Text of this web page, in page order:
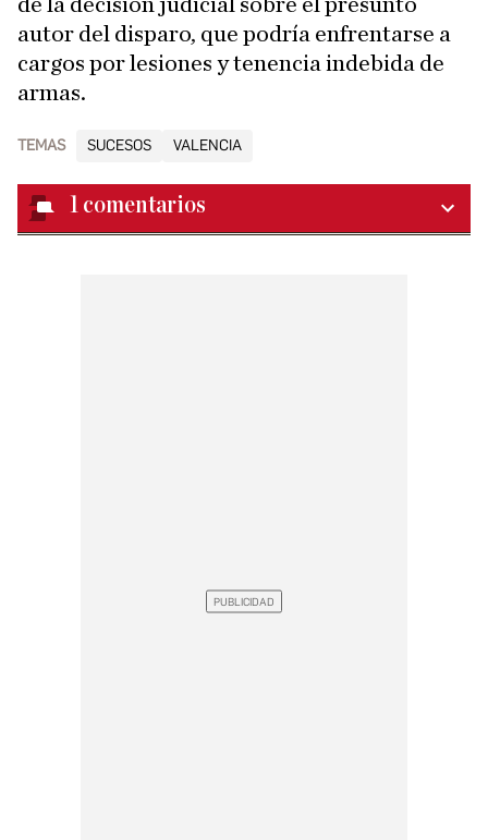
autor del disparo, que podría enfrentarse a
cargos por lesiones y tenencia indebida de
armas.
TEMAS SUCESOS VALENCIA
1 comentarios